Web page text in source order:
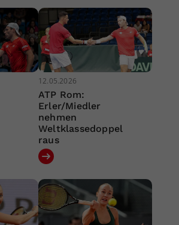
12.05.2026
ATP Rom:
Erler/Miedler
nehmen
Weltklassedoppel
raus